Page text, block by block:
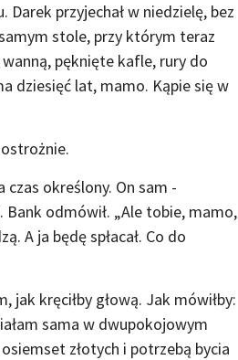
Darek przyjechał w niedzielę, bez
stole, przy którym teraz
wanną, pęknięte kafle, rury do
dziesięć lat, mamo. Kąpie się w
czas określony. On sam -
odmówił. „Ale tobie, mamo,
A ja będę spłacał. Co do
jak kręciłby głową. Jak mówiłby:
sama w dwupokojowym
złotych i potrzebą bycia